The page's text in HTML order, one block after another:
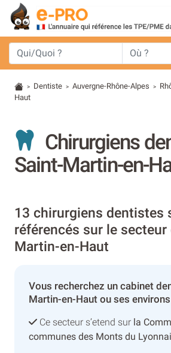
> Dentiste > Auvergne-Rhône-Alpes >
Haut
Chirurgiens
Saint-Martin-en-
13 chirurgiens dentistes
référencés sur le secteur
Martin-en-Haut
Vous recherchez un cabinet
Martin-en-Haut ou ses
Ce secteur s’etend sur la
communes des Monts du